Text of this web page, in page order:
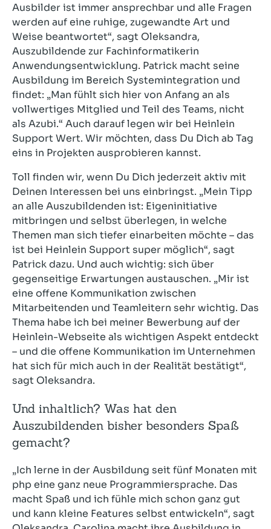
Ausbilder ist immer ansprechbar und alle Fragen
werden auf eine ruhige, zugewandte Art und
Weise beantwortet“, sagt Oleksandra,
Auszubildende zur Fachinformatikerin
Anwendungsentwicklung. Patrick macht seine
Ausbildung im Bereich Systemintegration und
findet: „Man fühlt sich hier von Anfang an als
vollwertiges Mitglied und Teil des Teams, nicht
als Azubi.“ Auch darauf legen wir bei Heinlein
Support Wert. Wir möchten, dass Du Dich ab Tag
eins in Projekten ausprobieren kannst.
Toll finden wir, wenn Du Dich jederzeit aktiv mit
Deinen Interessen bei uns einbringst. „Mein Tipp
an alle Auszubildenden ist: Eigeninitiative
mitbringen und selbst überlegen, in welche
Themen man sich tiefer einarbeiten möchte – das
ist bei Heinlein Support super möglich“, sagt
Patrick dazu. Und auch wichtig: sich über
gegenseitige Erwartungen austauschen. „Mir ist
eine offene Kommunikation zwischen
Mitarbeitenden und Teamleitern sehr wichtig. Das
Thema habe ich bei meiner Bewerbung auf der
Heinlein-Webseite als wichtigen Aspekt entdeckt
– und die offene Kommunikation im Unternehmen
hat sich für mich auch in der Realität bestätigt“,
sagt Oleksandra.
Und inhaltlich? Was hat den
Auszubildenden bisher besonders Spaß
gemacht?
„Ich lerne in der Ausbildung seit fünf Monaten mit
php eine ganz neue Programmiersprache. Das
macht Spaß und ich fühle mich schon ganz gut
und kann kleine Features selbst entwickeln“, sagt